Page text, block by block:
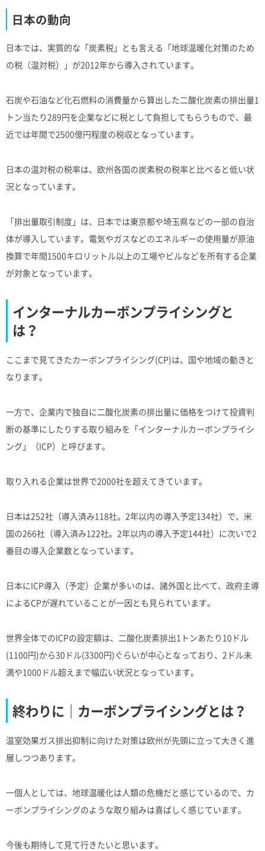
日本の動向
日本では、実質的な「炭素税」とも言える「地球温暖化対策のため
の税（温対税）」が2012年から導入されています。
石炭や石油など化石燃料の消費量から算出した二酸化炭素の排出量1
トン当たり289円を企業などに税として負担してもらうもので、最
近では年間で2500億円程度の税収となっています。
日本の温対税の税率は、欧州各国の炭素税の税率と比べると低い状
況となっています。
「排出量取引制度」は、日本では東京都や埼玉県などの一部の自治
体が導入しています。電気やガスなどのエネルギーの使用量が原油
換算で年間1500キロリットル以上の工場やビルなどを所有する企業
が対象となっています。
インターナルカーボンプライシングと
は？
ここまで見てきたカーボンプライシング(CP)は、国や地域の動きと
なります。
一方で、企業内で独自に二酸化炭素の排出量に価格をつけて投資判
断の基準にしたりする取り組みを「インターナルカーボンプライシ
ング」（ICP）と呼びます。
取り入れる企業は世界で2000社を超えてきています。
日本は252社（導入済み118社。2年以内の導入予定134社）で、米
国の266社（導入済み122社。2年以内の導入予定144社）に次いで2
番目の導入企業数となっています。
日本にICP導入（予定）企業が多いのは、諸外国と比べて、政府主導
によるCPが遅れていることが一因とも見られています。
世界全体でのICPの設定額は、二酸化炭素排出1トンあたり10ドル
(1100円)から30ドル(3300円)ぐらいが中心となっており、2ドル未
満や1000ドル超えまで幅広い状況となっています。
終わりに｜カーボンプライシングとは？
温室効果ガス排出抑制に向けた対策は欧州が先頭に立って大きく進
展しつつあります。
一個人としては、地球温暖化は人類の危機だと感じているので、カ
ーボンプライシングのような取り組みは喜ばしく感じています。
今後も期待して見て行きたいと思います。